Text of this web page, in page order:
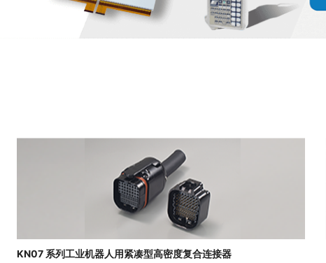
KN07 系列工业机器人用紧凑型高密度复合连接器